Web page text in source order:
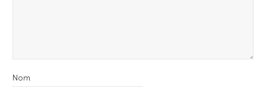
Nom